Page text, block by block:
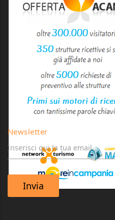
Newsletter